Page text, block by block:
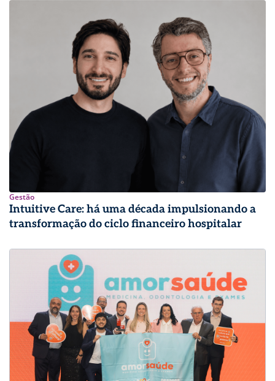
Gestão
Intuitive Care: há uma década impulsionando a
transformação do ciclo financeiro hospitalar